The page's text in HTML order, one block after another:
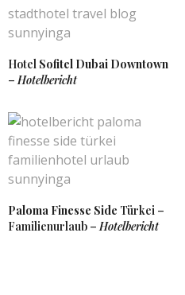
Hotel Sofitel Dubai Downtown
–Hotelbericht
Paloma Finesse Side Türkei –
Familienurlaub –Hotelbericht